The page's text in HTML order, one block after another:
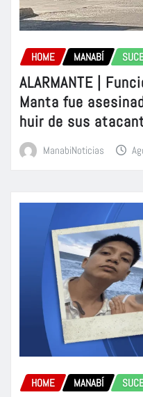
HOME MANABÍ
ALARMANTE |
Manta fue
huir de sus
ManabiNoticias
HOME MANABÍ